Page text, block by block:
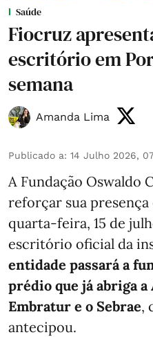
Saúde
Fiocruz
escritório em
semana
Amanda Lima
Publicado a: 14 Julho 2026,
A Fundação Oswaldo
reforçar sua
quarta-feira, 15 de
escritório oficial da
entidade passará a
prédio que já abriga a
Embratur e o Sebrae,
antecipou.